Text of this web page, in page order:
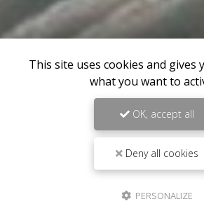
This site uses cookies and gives
what you want to
OK, accept all
Deny all cookies
PERSONALIZE